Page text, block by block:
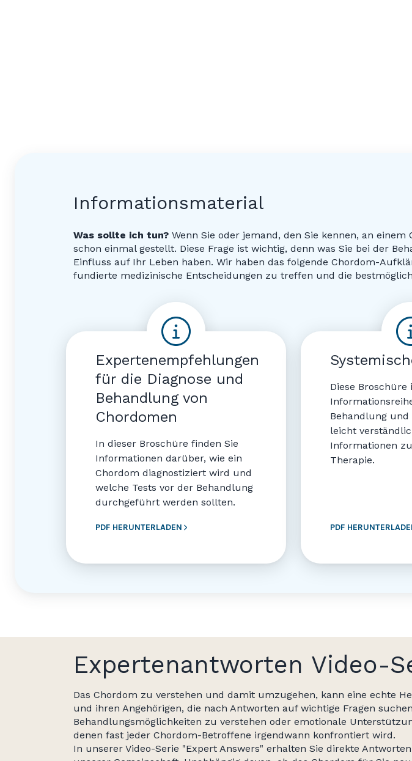
Informationsmaterial
Was sollte ich tun? Wenn Sie oder jemand, den Sie kennen, an
schon einmal gestellt. Diese Frage ist wichtig, denn was Sie bei der
Einfluss auf Ihr Leben haben. Wir haben das folgende Chordom-
fundierte medizinische Entscheidungen zu treffen und die
Expertenempfehlungen
für die Diagnose und
Behandlung von
Chordomen
In dieser Broschüre finden Sie
Informationen darüber, wie ein
Chordom diagnostiziert wird und
welche Tests vor der Behandlung
durchgeführt werden sollten.
PDF HERUNTERLADEN
Diese
Behandlung
leicht
Informationen
Therapie.
PDF
Expertenantworten Video-
Das Chordom zu verstehen und damit umzugehen, kann eine echte
und ihren Angehörigen, die nach Antworten auf wichtige Fragen
Behandlungsmöglichkeiten zu verstehen oder emotionale
denen fast jeder Chordom-Betroffene irgendwann konfrontiert wird.
In unserer Video-Serie "Expert Answers" erhalten Sie direkte